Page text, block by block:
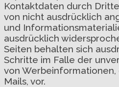
Kontaktdaten durch
von nicht ausdrücklich
und
ausdrücklich
Seiten behalten sich
Schritte im Falle der
von
Mails, vor.